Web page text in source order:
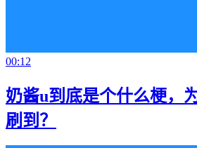
00:12
奶酱u到底是个什么梗，
刷到？